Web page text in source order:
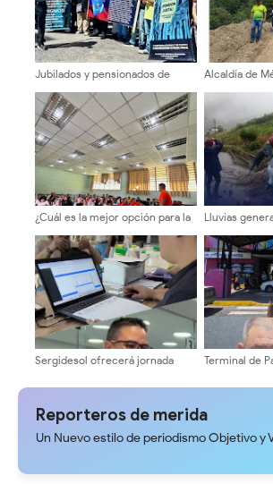
Jubilados y pensionados de
salariales y servicios médicos
Alcaldía de
en el sector
¿Cuál es la mejor opción para la
consultas con candidatos a la
dirección universitaria.
Lluvias
Quintero
Sergidesol ofrecerá jornada
En el pago del servicio de aseo
Terminal de
para recibir a
Reporteros de merida
Un Nuevo estilo de periodismo Objetivo y